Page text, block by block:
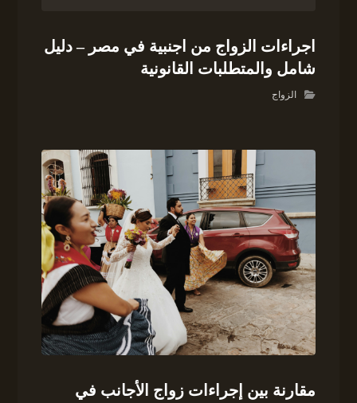
اجراءات الزواج من اجنبية في مصر – دليل
شامل والمتطلبات القانونية
الزواج
مقارنة بين إجراءات زواج الأجانب في